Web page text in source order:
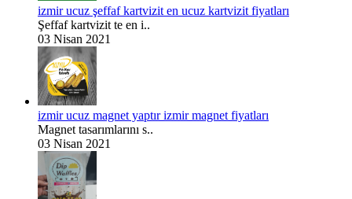
izmir ucuz şeffaf kartvizit en ucuz kartvizit fiyatları
Şeffaf kartvizit te en i..
03 Nisan 2021
izmir ucuz magnet yaptır izmir magnet fiyatları
Magnet tasarımlarını s..
03 Nisan 2021